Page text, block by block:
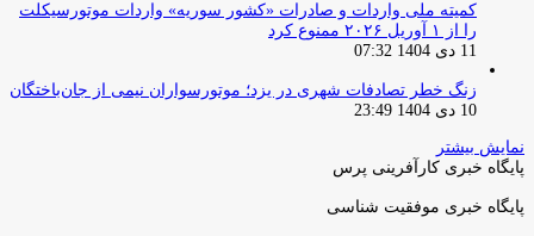
کمیته ملی واردات و صادرات «کشور سوریه» واردات موتورسیکلت
را از ۱ آوریل ۲۰۲۶ ممنوع کرد
11 دی 1404 07:32
زنگ خطر تصادفات شهری در یزد؛ موتورسواران نیمی از جان‌باختگان
10 دی 1404 23:49
نمایش بیشتر
پایگاه خبری کارآفرینی پرس
پایگاه خبری موفقیت شناسی